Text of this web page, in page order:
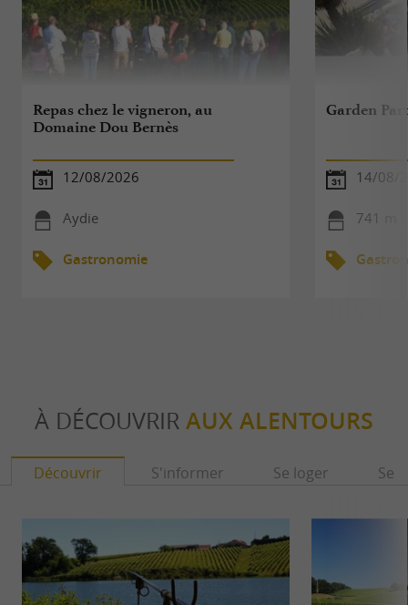
Repas chez le vigneron, au
Domaine Dou Bernès
12/08/2026
Aydie
Gastronomie
Garden
14/08/
741 m
À DÉCOUVRIR AUX ALENTOURS
Découvrir S'informer Se loger Se